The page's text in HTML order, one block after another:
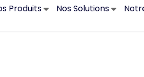
Produits Nos Solutions